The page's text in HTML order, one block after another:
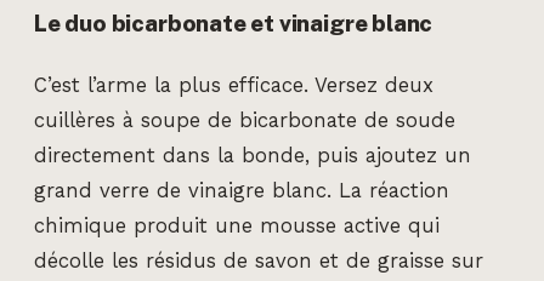
Le duo bicarbonate et vinaigre blanc
C’est l’arme la plus efficace. Versez deux
cuillères à soupe de bicarbonate de soude
directement dans la bonde, puis ajoutez un
grand verre de vinaigre blanc. La réaction
chimique produit une mousse active qui
décolle les résidus de savon et de graisse sur